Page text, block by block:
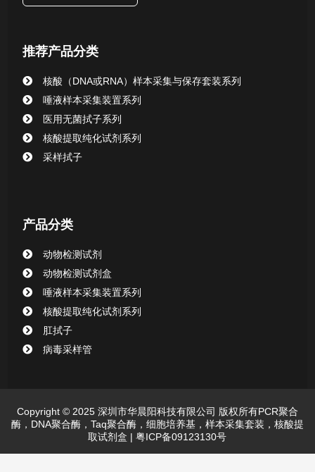
核酸提取或纯化试剂
清洁验证棉签系列
动物检测试剂
推荐产品分类
核酸（DNA或RNA）样本采集与保存套装系列
唾液样本采集装置系列
医用无菌拭子系列
核酸提取纯化试剂系列
采样拭子
产品分类
动物检测试剂
动物检测试剂盒
唾液样本采集装置系列
核酸提取纯化试剂系列
肛拭子
病毒采样管
Copyright © 2025 深圳市华晨阳科技有限公司 版权所有PCR聚合
酶，DNA聚合酶，Taq聚合酶，细胞培养基，样本采集套装，核酸提
取试剂盒 | 粤ICP备09123130号